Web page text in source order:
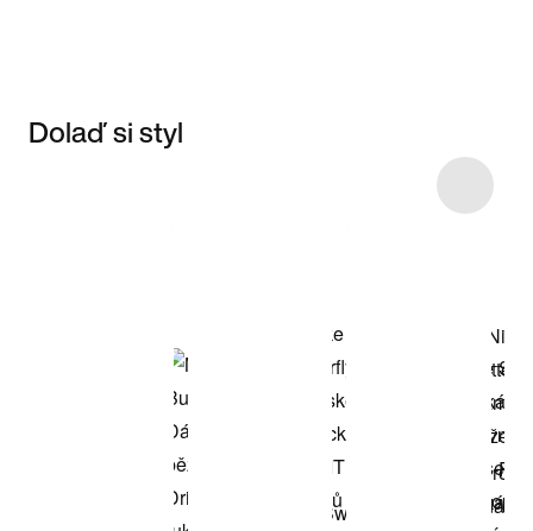
Dolaď si styl